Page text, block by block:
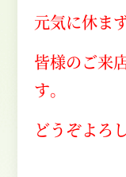
元気に休ま
皆様のご来
す。
どうぞよろ